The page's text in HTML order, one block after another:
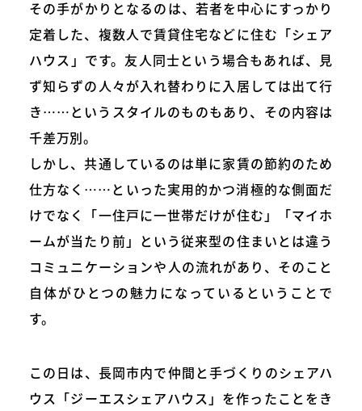
その手がかりとなるのは、若者を中心にすっかり
定着した、複数人で賃貸住宅などに住む「シェア
ハウス」です。友人同士という場合もあれば、見
ず知らずの人々が入れ替わりに入居しては出て行
き……というスタイルのものもあり、その内容は
千差万別。
しかし、共通しているのは単に家賃の節約のため
仕方なく……といった実用的かつ消極的な側面だ
けでなく「一住戸に一世帯だけが住む」「マイホ
ームが当たり前」という従来型の住まいとは違う
コミュニケーションや人の流れがあり、そのこと
自体がひとつの魅力になっているということで
す。
この日は、長岡市内で仲間と手づくりのシェアハ
ウス「ジーエスシェアハウス」を作ったことをき